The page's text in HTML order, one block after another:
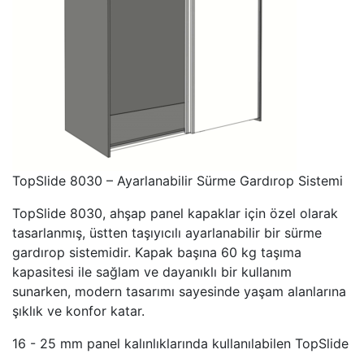
TopSlide 8030 – Ayarlanabilir Sürme Gardırop Sistemi
TopSlide 8030, ahşap panel kapaklar için özel olarak
tasarlanmış, üstten taşıyıcılı ayarlanabilir bir sürme
gardırop sistemidir. Kapak başına 60 kg taşıma
kapasitesi ile sağlam ve dayanıklı bir kullanım
sunarken, modern tasarımı sayesinde yaşam alanlarına
şıklık ve konfor katar.
16 - 25 mm panel kalınlıklarında kullanılabilen TopSlide